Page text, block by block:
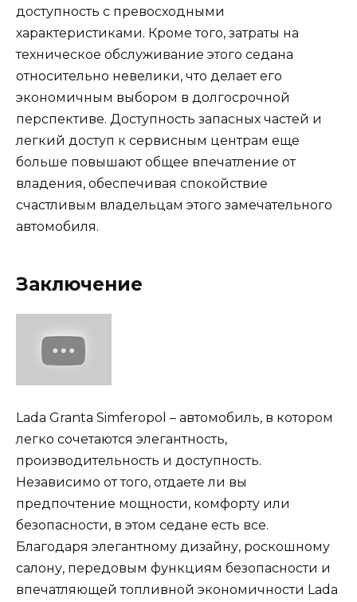
доступность с превосходными
характеристиками. Кроме того, затраты на
техническое обслуживание этого седана
относительно невелики, что делает его
экономичным выбором в долгосрочной
перспективе. Доступность запасных частей и
легкий доступ к сервисным центрам еще
больше повышают общее впечатление от
владения, обеспечивая спокойствие
счастливым владельцам этого замечательного
автомобиля.
Заключение
Lada Granta Simferopol – автомобиль, в котором
легко сочетаются элегантность,
производительность и доступность.
Независимо от того, отдаете ли вы
предпочтение мощности, комфорту или
безопасности, в этом седане есть все.
Благодаря элегантному дизайну, роскошному
салону, передовым функциям безопасности и
впечатляющей топливной экономичности Lada